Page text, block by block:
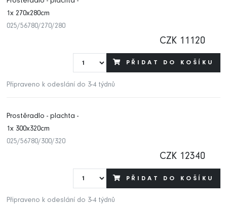
1x 270x280cm
025/56780/270/280
CZK 11120
PŘIDAT DO KOŠÍKU
Připraveno k odeslání do 3-4 týdnů
Prostěradlo - plachta -
1x 300x320cm
025/56780/300/320
CZK 12340
PŘIDAT DO KOŠÍKU
Připraveno k odeslání do 3-4 týdnů